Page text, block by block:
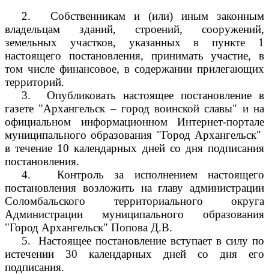
2.
Собственникам и (или) иным законным
владельцам зданий, строений, сооружений,
земельных участков, указанных в пункте 1
настоящего постановления, принимать участие, в
том числе финансовое, в содержании прилегающих
территорий.
3.
Опубликовать настоящее постановление в
газете "Архангельск – город воинской славы" и на
официальном информационном Интернет-портале
муниципального образования "Город Архангельск"
в течение 10 календарных дней со дня подписания
постановления.
4.
Контроль за исполнением настоящего
постановления возложить на главу администрации
Соломбальского территориального округа
Администрации муниципального образования
"Город Архангельск" Попова Д.В.
5.
Настоящее постановление вступает в силу по
истечении 30 календарных дней со дня его
подписания.